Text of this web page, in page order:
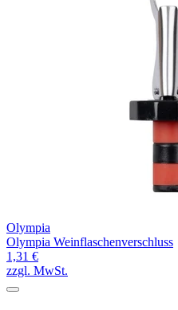
Olympia
Olympia Weinflaschenverschluss
1,31 €
zzgl. MwSt.